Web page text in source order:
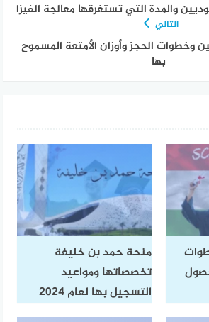
والمدة التي تستغرقها معالجة الفيزا
التالي
وخطوات الحجز وأوزان الأمتعة المسموح
بها
منحة حمد بن خليفة
تخصصاتها ومواعيد
التسجيل بها لعام 2024